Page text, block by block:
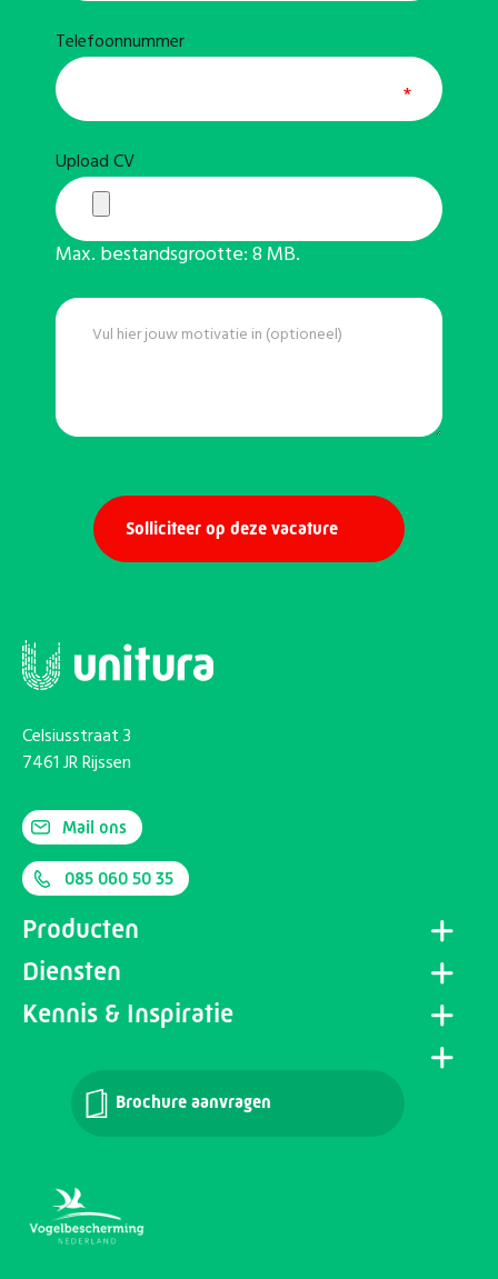
Telefoonnummer
Upload CV
Max. bestandsgrootte: 8 MB.
Motivatie
Celsiusstraat 3
7461 JR Rijssen
Mail ons
085 060 50 35
Producten
Diensten
Kennis & Inspiratie
Brochure aanvragen